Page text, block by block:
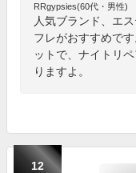
RRgypsies(60代・男性)
人気ブランド、エ
フレがおすすめで
ットで、ナイトリ
りますよ。
12